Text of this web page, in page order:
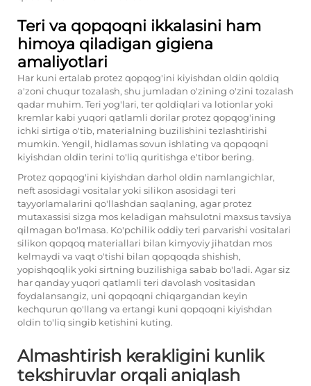
Teri va qopqoqni ikkalasini ham
himoya qiladigan gigiena
amaliyotlari
Har kuni ertalab protez qopqog'ini kiyishdan oldin qoldiq
a'zoni chuqur tozalash, shu jumladan o'zining o'zini tozalash
qadar muhim. Teri yog'lari, ter qoldiqlari va lotionlar yoki
kremlar kabi yuqori qatlamli dorilar protez qopqog'ining
ichki sirtiga o'tib, materialning buzilishini tezlashtirishi
mumkin. Yengil, hidlamas sovun ishlating va qopqoqni
kiyishdan oldin terini to'liq quritishga e'tibor bering.
Protez qopqog'ini kiyishdan darhol oldin namlangichlar,
neft asosidagi vositalar yoki silikon asosidagi teri
tayyorlamalarini qo'llashdan saqlaning, agar protez
mutaxassisi sizga mos keladigan mahsulotni maxsus tavsiya
qilmagan bo'lmasa. Ko'pchilik oddiy teri parvarishi vositalari
silikon qopqoq materiallari bilan kimyoviy jihatdan mos
kelmaydi va vaqt o'tishi bilan qopqoqda shishish,
yopishqoqlik yoki sirtning buzilishiga sabab bo'ladi. Agar siz
har qanday yuqori qatlamli teri davolash vositasidan
foydalansangiz, uni qopqoqni chiqargandan keyin
kechqurun qo'llang va ertangi kuni qopqoqni kiyishdan
oldin to'liq singib ketishini kuting.
Almashtirish kerakligini kunlik
tekshiruvlar orqali aniqlash